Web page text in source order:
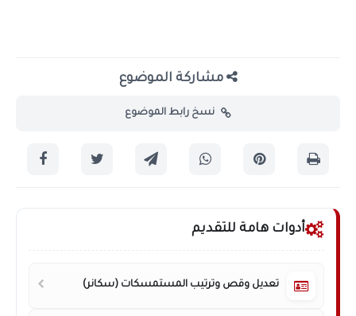
مشاركة الموضوع
نسخ رابط الموضوع
أدوات هامة للتقديم
تعديل وقص وترتيب المستمسكات (سكانر)